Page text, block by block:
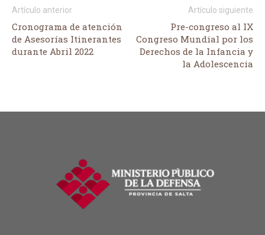
Artículo anterior
Cronograma de atención
de Asesorías Itinerantes
durante Abril 2022
Artículo siguiente
Pre-congreso al IX
Congreso Mundial por los
Derechos de la Infancia y
la Adolescencia